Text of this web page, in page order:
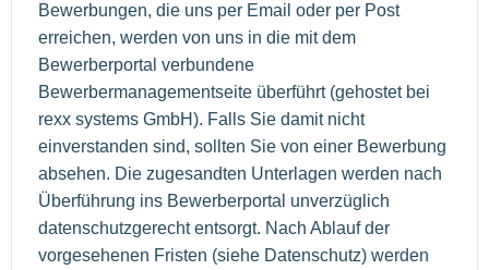
Bewerbungen, die uns per Email oder per Post
erreichen, werden von uns in die mit dem
Bewerberportal verbundene
Bewerbermanagementseite überführt (gehostet bei
rexx systems GmbH). Falls Sie damit nicht
einverstanden sind, sollten Sie von einer Bewerbung
absehen. Die zugesandten Unterlagen werden nach
Überführung ins Bewerberportal unverzüglich
datenschutzgerecht entsorgt. Nach Ablauf der
vorgesehenen Fristen (siehe Datenschutz) werden